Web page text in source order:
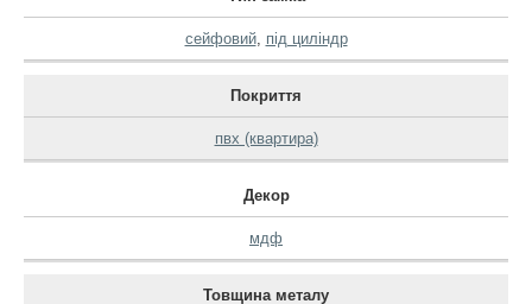
сейфовий, під циліндр
Покриття
пвх (квартира)
Декор
мдф
Товщина металу